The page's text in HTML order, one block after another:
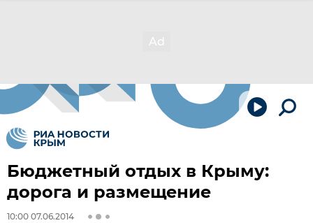
Бюджетный отдых в Крыму:
дорога и размещение
10:00 07.06.2014